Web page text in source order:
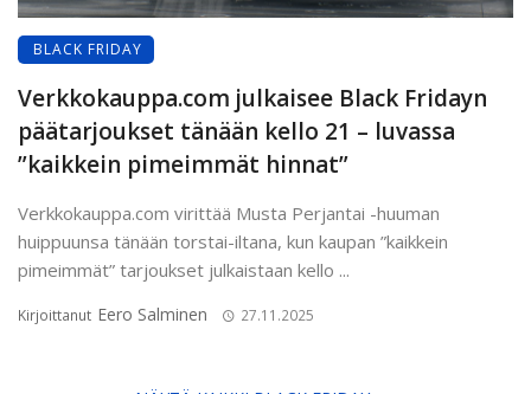
BLACK FRIDAY
Verkkokauppa.com julkaisee Black Fridayn
päätarjoukset tänään kello 21 – luvassa
”kaikkein pimeimmät hinnat”
Verkkokauppa.com virittää Musta Perjantai -huuman
huippuunsa tänään torstai-iltana, kun kaupan ”kaikkein
pimeimmät” tarjoukset julkaistaan kello ...
Kirjoittanut Eero Salminen 27.11.2025